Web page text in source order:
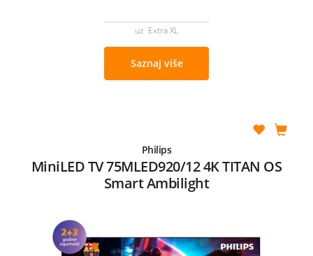
uz Extra XL
Saznaj više
Philips
MiniLED TV 75MLED920/12 4K TITAN OS
Smart Ambilight